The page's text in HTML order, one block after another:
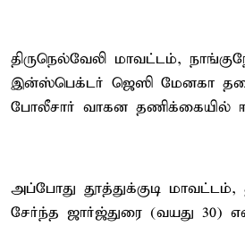
திருநெல்வேலி மாவட்டம்,
இன்ஸ்பெக்டர் ஜெஸி மேனகா
போலீசார் வாகன தணிக்கையில்
அப்போது தூத்துக்குடி
சேர்ந்த ஜார்ஜ்துரை (வயது 30)